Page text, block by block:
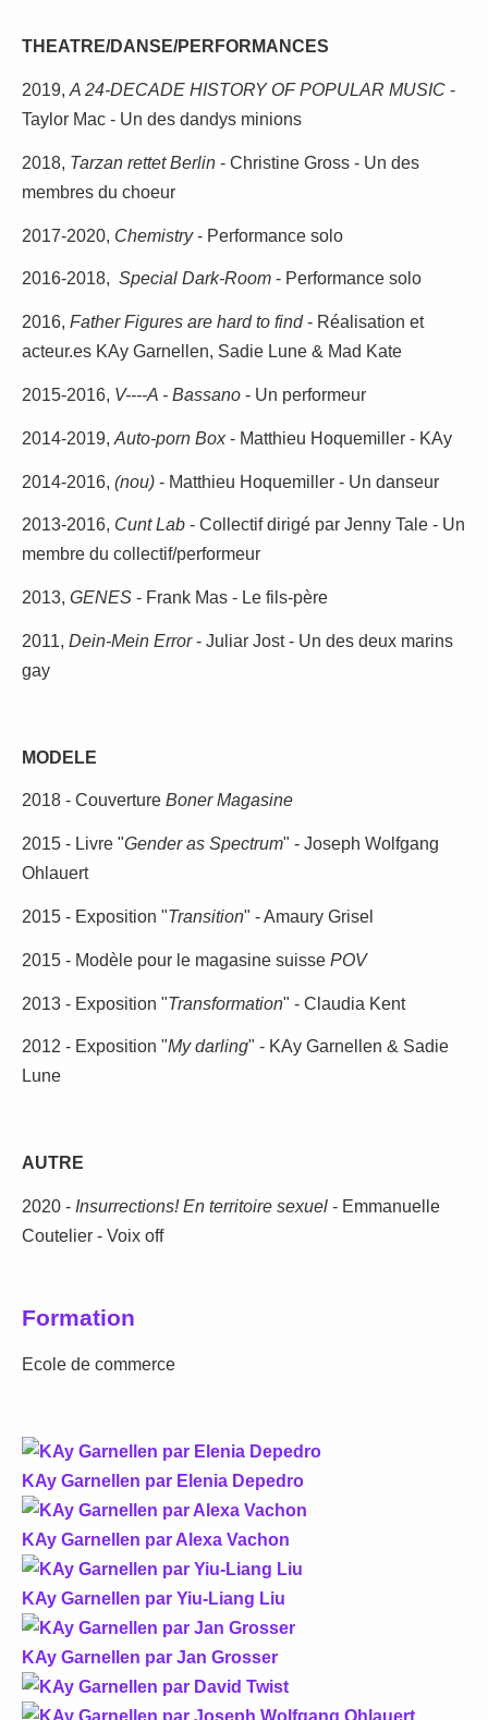
THEATRE/DANSE/PERFORMANCES
2019, A 24-DECADE HISTORY OF POPULAR MUSIC -
Taylor Mac - Un des dandys minions
2018, Tarzan rettet Berlin - Christine Gross - Un des
membres du choeur
2017-2020, Chemistry- Performance solo
2016-2018, Special Dark-Room - Performance solo
2016, Father Figures are hard to find- Réalisation et
acteur.es KAy Garnellen, Sadie Lune & Mad Kate
2015-2016, V----A - Bassano - Un performeur
2014-2019, Auto-porn Box- Matthieu Hoquemiller - KAy
2014-2016, (nou) - Matthieu Hoquemiller - Un danseur
2013-2016, Cunt Lab - Collectif dirigé par Jenny Tale - Un
membre du collectif/performeur
2013, GENES - Frank Mas - Le fils-père
2011, Dein-Mein Error- Juliar Jost - Un des deux marins
gay
MODELE
2018 - Couverture Boner Magasine
2015 - Livre "Gender as Spectrum" - Joseph Wolfgang
Ohlauert
2015 - Exposition "Transition" - Amaury Grisel
2015 - Modèle pour le magasine suisse POV
2013 - Exposition "Transformation" - Claudia Kent
2012 - Exposition "My darling" - KAy Garnellen & Sadie
Lune
AUTRE
2020 - Insurrections! En territoire sexuel - Emmanuelle
Coutelier - Voix off
Formation
Ecole de commerce
KAy Garnellen par Elenia Depedro
KAy Garnellen par Alexa Vachon
KAy Garnellen par Yiu-Liang Liu
KAy Garnellen par Jan Grosser